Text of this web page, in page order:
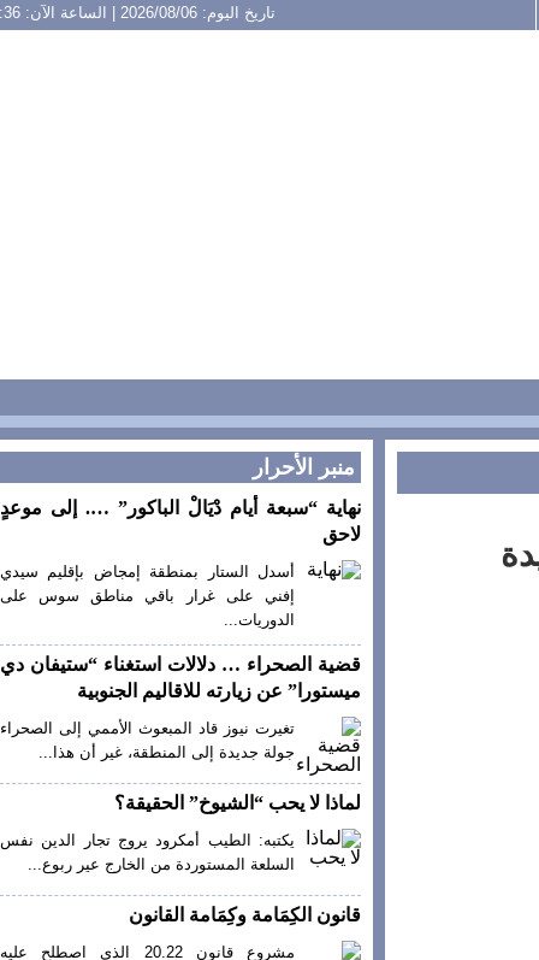
تاريخ اليوم: 2026/08/06 | الساعة الآن: 11:36
منبر الأحرار
نهاية “سبعة أيام دْيَالْ الباكور” …. إلى موعدٍ
لاحق
أسدل الستار بمنطقة إمجاض بإقليم سيدي
إفني على غرار باقي مناطق سوس على
الدوريات...
قضية الصحراء … دلالات استغناء “ستيفان دي
ميستورا” عن زيارته للاقاليم الجنوبية
تغيرت نيوز قاد المبعوث الأممي إلى الصحراء
جولة جديدة إلى المنطقة، غير أن هذا...
لماذا لا يحب “الشيوخ” الحقيقة؟
يكتبه: الطيب أمكرود يروج تجار الدين نفس
السلعة المستوردة من الخارج عير ربوع...
قانون الكِمَامة وكِمَامة القانون
مشروع قانون 20.22 الذي اصطلح عليه